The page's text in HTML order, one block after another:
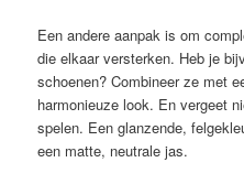
Een andere aanpak is om
die elkaar versterken. Heb je
schoenen? Combineer ze met
harmonieuze look. En vergeet
spelen. Een glanzende,
een matte, neutrale jas.